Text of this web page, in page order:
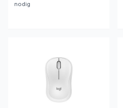
nodig